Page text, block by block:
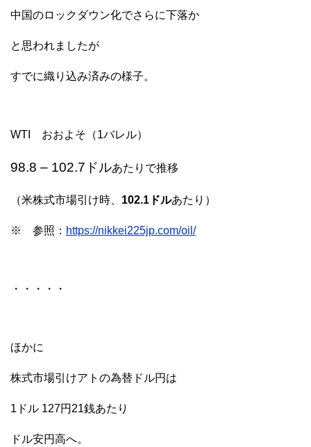
中国のロックダウン化でさらに下落か
と思われましたが
すでに織り込み済みの様子。
WTI おおよそ（1バレル）
98.8 – 102.7ドルあたりで推移
（米株式市場引け時、 102.1ドルあたり）
※ 参照： https://nikkei225jp.com/oil/
・・・・・
ほかに
株式市場引けアトの為替ドル円は
1ドル 127円21銭あたり
ドル安円高へ。